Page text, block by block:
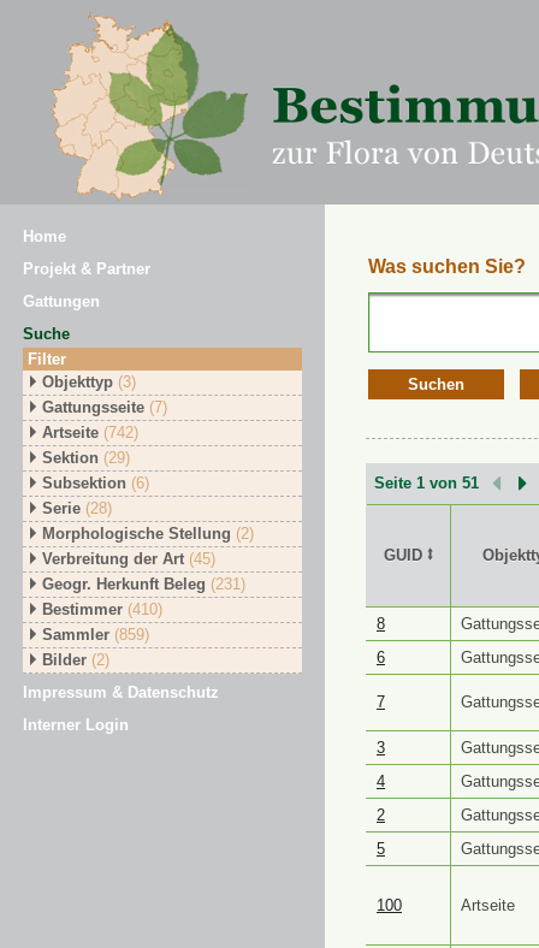
Home
Projekt & Partner
Gattungen
Suche
Filter
Objekttyp (3)
Gattungsseite (7)
Artseite (742)
Sektion (29)
Subsektion (6)
Serie (28)
Morphologische Stellung (2)
Verbreitung der Art (45)
Geogr. Herkunft Beleg (231)
Bestimmer (410)
Sammler (859)
Bilder (2)
Impressum & Datenschutz
Interner Login
Was suchen Sie?
Suchen
Seite 1 von 51
GUID ⭥
GUID ⭥
8
6
7
3
4
2
5
100 Artseite